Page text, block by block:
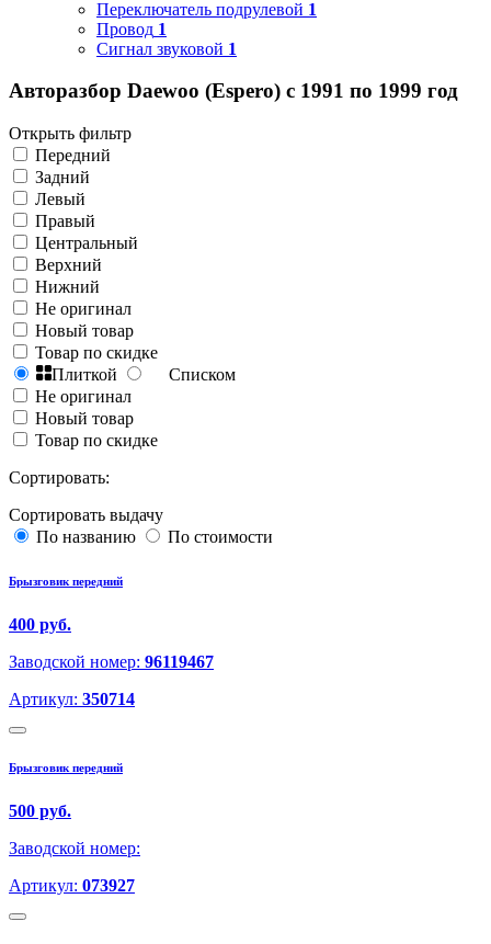
Переключатель подрулевой 1
Провод 1
Сигнал звуковой 1
Авторазбор Daewoo (Espero) с 1991 по 1999 год
Открыть фильтр
Передний
Задний
Левый
Правый
Центральный
Верхний
Нижний
Не оригинал
Новый товар
Товар по скидке
Плиткой
Списком
Не оригинал
Новый товар
Товар по скидке
Сортировать:
Сортировать выдачу
По названию
По стоимости
Брызговик передний
400 руб.
Заводской номер: 96119467
Артикул: 350714
Брызговик передний
500 руб.
Заводской номер:
Артикул: 073927